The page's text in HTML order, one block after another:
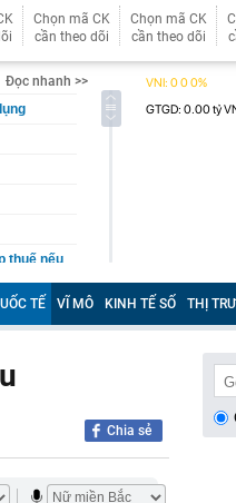
Chọn mã CK
cần theo dõi
Chọn mã CK
cần theo dõi
Đọc nhanh >>
thuế nếu
DOJI,
2h
TẾ VĨ MÔ KINH TẾ SỐ THỊ
Chia sẻ